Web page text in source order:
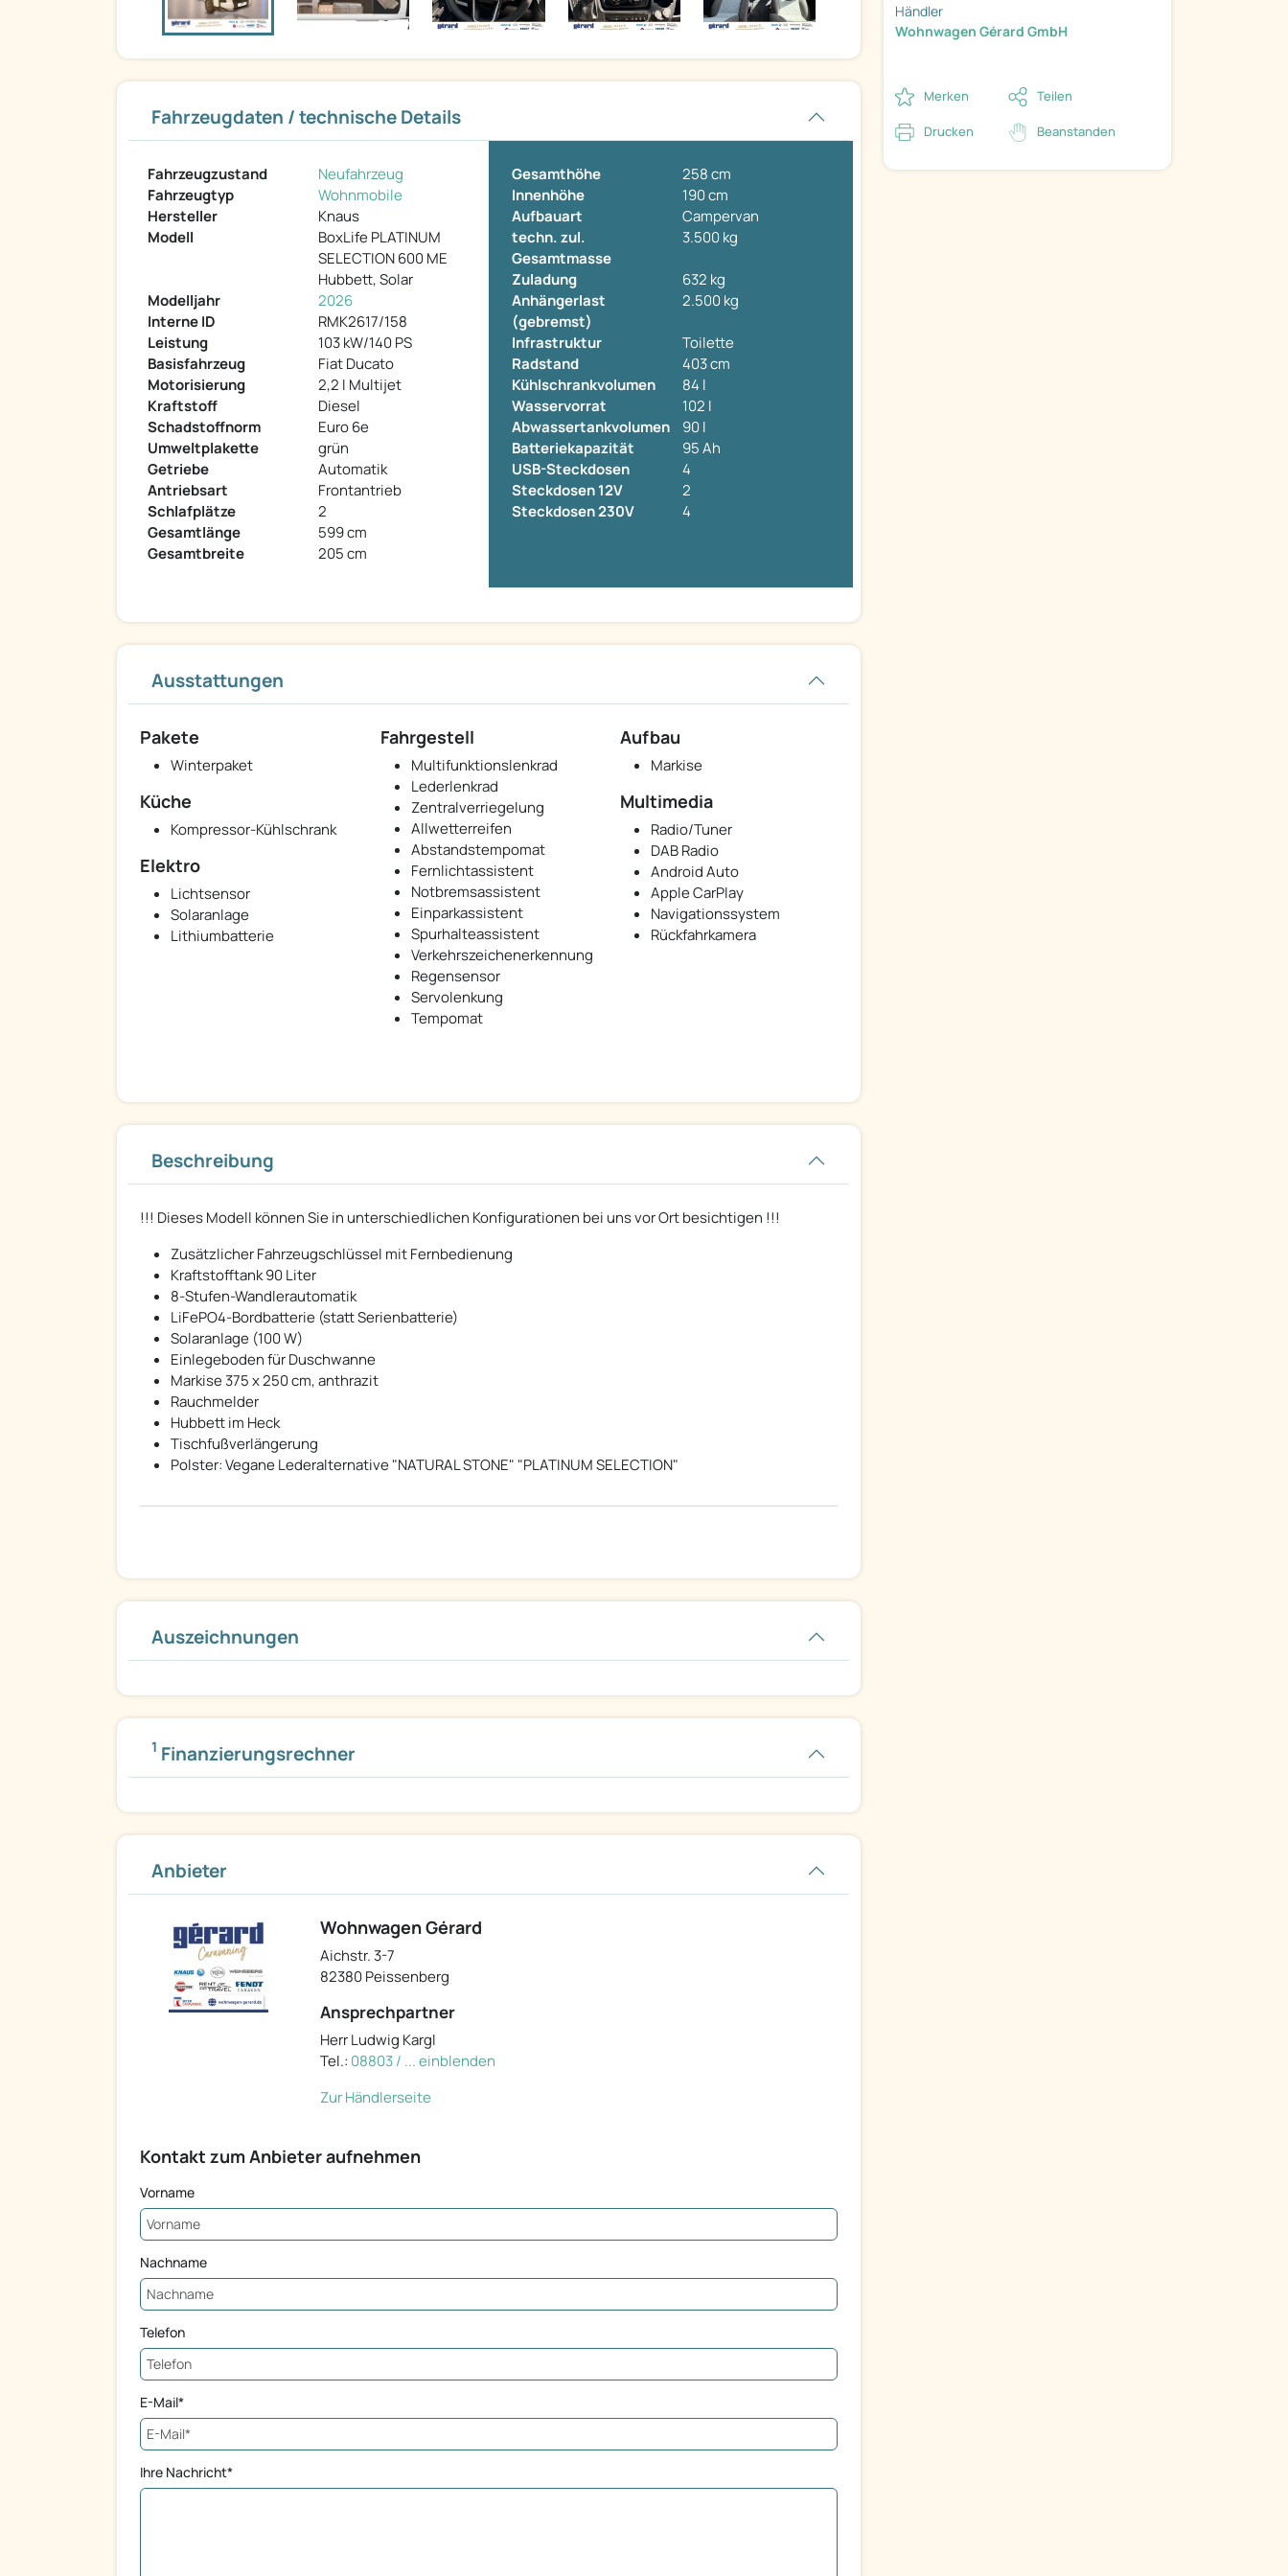
Fahrzeugdaten / technische Details
Fahrzeugzustand
Neufahrzeug
Fahrzeugtyp
Wohnmobile
Hersteller
Knaus
Modell
BoxLife PLATINUM
SELECTION 600 ME
Hubbett, Solar
Modelljahr
2026
Interne ID
RMK2617/158
Leistung
103 kW/140 PS
Basisfahrzeug
Fiat Ducato
Motorisierung
2,2 l Multijet
Kraftstoff
Diesel
Schadstoffnorm
Euro 6e
Umweltplakette
grün
Getriebe
Automatik
Antriebsart
Frontantrieb
Schlafplätze
2
Gesamtlänge
599 cm
Gesamtbreite
205 cm
Gesamthöhe
258 cm
Innenhöhe
190 cm
Aufbauart
Campervan
techn. zul.
Gesamtmasse
3.500 kg
Zuladung
632 kg
Anhängerlast
(gebremst)
2.500 kg
Infrastruktur
Toilette
Radstand
403 cm
Kühlschrankvolumen
84 l
Wasservorrat
102 l
Abwassertankvolumen
90 l
Batteriekapazität
95 Ah
USB-Steckdosen
4
Steckdosen 12V
2
Steckdosen 230V
4
Ausstattungen
Pakete
Winterpaket
Fahrgestell
Multifunktionslenkrad
Lederlenkrad
Zentralverriegelung
Allwetterreifen
Abstandstempomat
Fernlichtassistent
Notbremsassistent
Einparkassistent
Spurhalteassistent
Verkehrszeichenerkennung
Regensensor
Servolenkung
Tempomat
Aufbau
Markise
Küche
Kompressor-Kühlschrank
Multimedia
Radio/Tuner
DAB Radio
Android Auto
Apple CarPlay
Navigationssystem
Rückfahrkamera
Elektro
Lichtsensor
Solaranlage
Lithiumbatterie
Beschreibung
!!! Dieses Modell können Sie in unterschiedlichen Konfigurationen bei uns vor Ort besichtigen !!!
Zusätzlicher Fahrzeugschlüssel mit Fernbedienung
Kraftstofftank 90 Liter
8-Stufen-Wandlerautomatik
LiFePO4-Bordbatterie (statt Serienbatterie)
Solaranlage (100 W)
Einlegeboden für Duschwanne
Markise 375 x 250 cm, anthrazit
Rauchmelder
Hubbett im Heck
Tischfußverlängerung
Polster: Vegane Lederalternative "NATURAL STONE" "PLATINUM SELECTION"
Auszeichnungen
1 Finanzierungsrechner
Anbieter
Wohnwagen Gérard
Aichstr. 3-7
82380 Peissenberg
Ansprechpartner
Herr Ludwig Kargl
Tel.: 08803 / ... einblenden
Zur Händlerseite
Kontakt zum Anbieter aufnehmen
Vorname
Nachname
Telefon
E-Mail*
Ihre Nachricht*
Händler
Wohnwagen Gérard GmbH
Merken Teilen
Drucken Beanstanden